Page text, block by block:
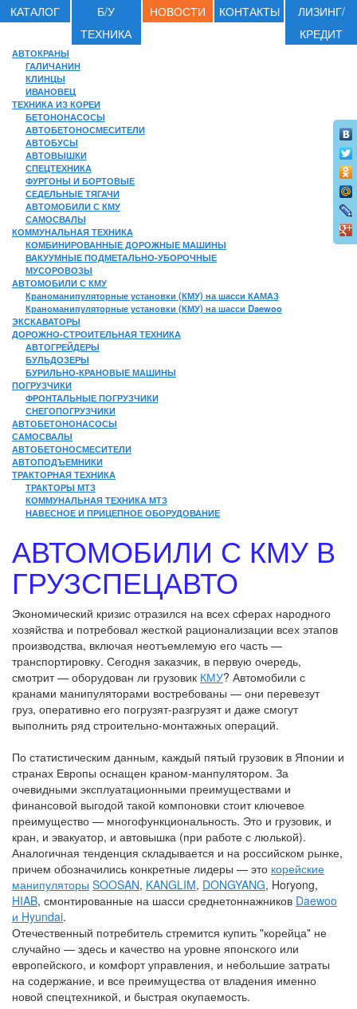
КАТАЛОГ
Б/У
ТЕХНИКА
НОВОСТИ КОНТАКТЫ
ЛИЗИНГ/
КРЕДИТ
АВТОКРАНЫ
ГАЛИЧАНИН
КЛИНЦЫ
ИВАНОВЕЦ
ТЕХНИКА ИЗ КОРЕИ
БЕТОНОНАСОСЫ
АВТОБЕТОНОСМЕСИТЕЛИ
АВТОБУСЫ
АВТОВЫШКИ
СПЕЦТЕХНИКА
ФУРГОНЫ И БОРТОВЫЕ
СЕДЕЛЬНЫЕ ТЯГАЧИ
АВТОМОБИЛИ С КМУ
САМОСВАЛЫ
КОММУНАЛЬНАЯ ТЕХНИКА
КОМБИНИРОВАННЫЕ ДОРОЖНЫЕ МАШИНЫ
ВАКУУМНЫЕ ПОДМЕТАЛЬНО-УБОРОЧНЫЕ
МУСОРОВОЗЫ
АВТОМОБИЛИ С КМУ
Краноманипуляторные установки (КМУ) на шасси КАМАЗ
Краноманипуляторные установки (КМУ) на шасси Daewoo
ЭКСКАВАТОРЫ
ДОРОЖНО-СТРОИТЕЛЬНАЯ ТЕХНИКА
АВТОГРЕЙДЕРЫ
БУЛЬДОЗЕРЫ
БУРИЛЬНО-КРАНОВЫЕ МАШИНЫ
ПОГРУЗЧИКИ
ФРОНТАЛЬНЫЕ ПОГРУЗЧИКИ
СНЕГОПОГРУЗЧИКИ
АВТОБЕТОНОНАСОСЫ
САМОСВАЛЫ
АВТОБЕТОНОСМЕСИТЕЛИ
АВТОПОДЪЕМНИКИ
ТРАКТОРНАЯ ТЕХНИКА
ТРАКТОРЫ МТЗ
КОММУНАЛЬНАЯ ТЕХНИКА МТЗ
НАВЕСНОЕ И ПРИЦЕПНОЕ ОБОРУДОВАНИЕ
АВТОМОБИЛИ С КМУ В
ГРУЗСПЕЦАВТО
Экономический кризис отразился на всех сферах народного
хозяйства и потребовал жесткой рационализации всех этапов
производства, включая неотъемлемую его часть —
транспортировку. Сегодня заказчик, в первую очередь,
смотрит — оборудован ли грузовик КМУ? Автомобили с
кранами манипуляторами востребованы — они перевезут
груз, оперативно его погрузят-разгрузят и даже смогут
выполнить ряд строительно-монтажных операций.
По статистическим данным, каждый пятый грузовик в Японии и
странах Европы оснащен краном-манпулятором. За
очевидными эксплуатационными преимуществами и
финансовой выгодой такой компоновки стоит ключевое
преимущество — многофункциональность. Это и грузовик, и
кран, и эвакуатор, и автовышка (при работе с люлькой).
Аналогичная тенденция складывается и на российском рынке,
причем обозначились конкретные лидеры — это корейские
манипуляторы SOOSAN, KANGLIM, DONGYANG, Horyong,
HIAB, смонтированные на шасси среднетоннажников Daewoo
и Hyundai.
Отечественный потребитель стремится купить "корейца" не
случайно — здесь и качество на уровне японского или
европейского, и комфорт управления, и небольшие затраты
на содержание, и все преимущества от владения именно
новой спецтехникой, и быстрая окупаемость.